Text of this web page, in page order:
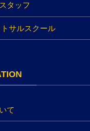
タッフ
サルスクール
て